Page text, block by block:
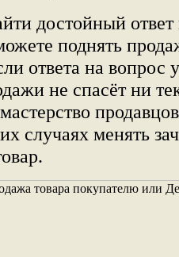
достойный ответ
поднять
ответа на вопрос
не спасёт ни
случаях менять